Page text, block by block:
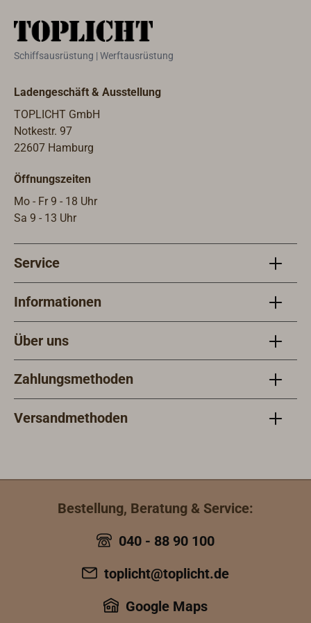
mit schwarzer Kunststoffhalterung
Wandlampe einsetzbar.
Schiffsausrüstung | Werftausrüstung
Ladengeschäft & Ausstellung
TOPLICHT GmbH
Notkestr. 97
22607 Hamburg
Öffnungszeiten
Mo - Fr 9 - 18 Uhr
Sa 9 - 13 Uhr
Service
Informationen
Über uns
Zahlungsmethoden
Versandmethoden
Bestellung, Beratung & Service:
040 - 88 90 100
toplicht@toplicht.de
Google Maps